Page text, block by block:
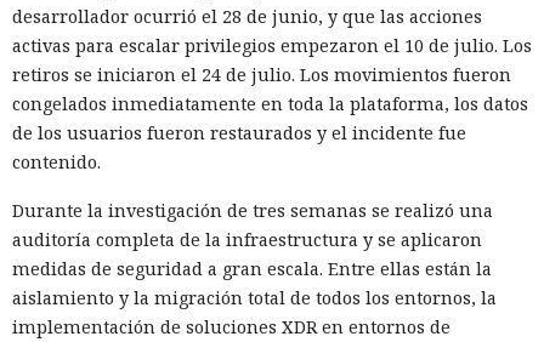
desarrollador ocurrió el 28 de junio, y que las acciones
activas para escalar privilegios empezaron el 10 de julio. Los
retiros se iniciaron el 24 de julio. Los movimientos fueron
congelados inmediatamente en toda la plataforma, los datos
de los usuarios fueron restaurados y el incidente fue
contenido.
Durante la investigación de tres semanas se realizó una
auditoría completa de la infraestructura y se aplicaron
medidas de seguridad a gran escala. Entre ellas están la
aislamiento y la migración total de todos los entornos, la
implementación de soluciones XDR en entornos de